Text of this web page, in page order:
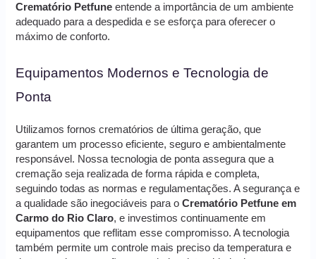
Crematório Petfune entende a importância de um ambiente
adequado para a despedida e se esforça para oferecer o
máximo de conforto.
Equipamentos Modernos e Tecnologia de
Ponta
Utilizamos fornos crematórios de última geração, que
garantem um processo eficiente, seguro e ambientalmente
responsável. Nossa tecnologia de ponta assegura que a
cremação seja realizada de forma rápida e completa,
seguindo todas as normas e regulamentações. A segurança e
a qualidade são inegociáveis para oCrematório Petfune em
Carmo do Rio Claro, e investimos continuamente em
equipamentos que reflitam esse compromisso. A tecnologia
também permite um controle mais preciso da temperatura e